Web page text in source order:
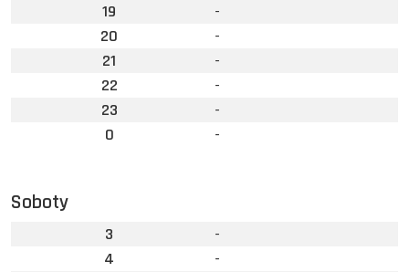
19
-
20
-
21
-
22
-
23
-
0
-
Soboty
3
-
4
-